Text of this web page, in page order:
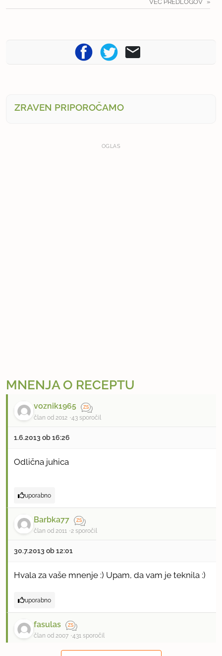
VEČ PREDLOGOV
ZRAVEN PRIPOROČAMO
OGLAS
MNENJA O RECEPTU
voznik1965
član od 2012 43 sporočil
1.6.2013 ob 16:26
Odlična juhica
uporabno
Barbka77
član od 2011 2 sporočil
30.7.2013 ob 12:01
Hvala za vaše mnenje :) Upam, da vam je teknila :)
uporabno
fasulas
član od 2007 431 sporočil